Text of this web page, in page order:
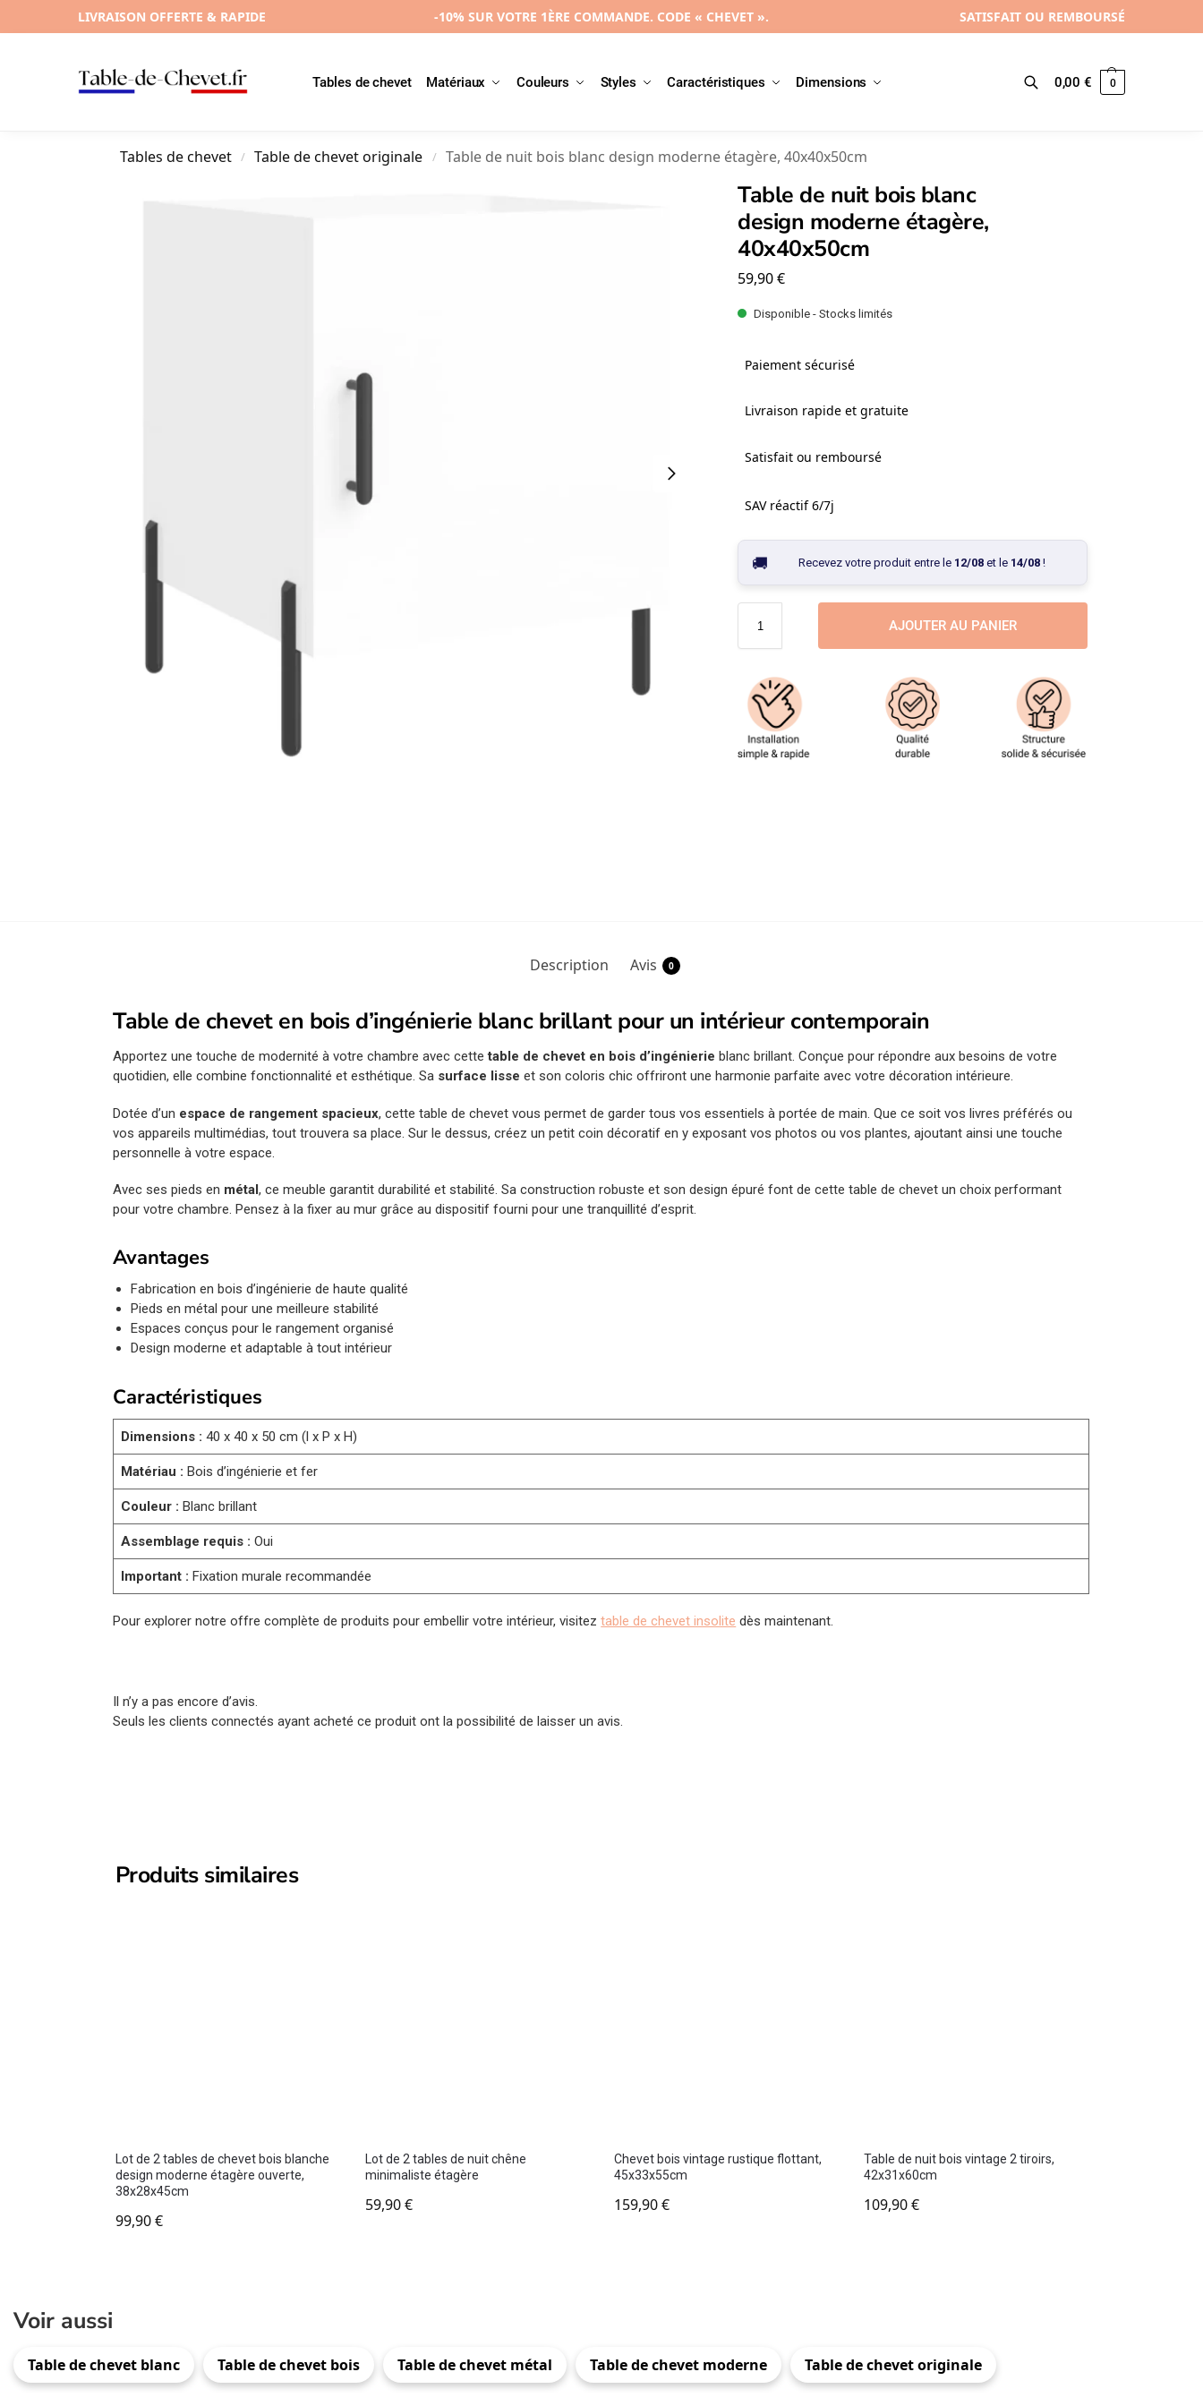
LIVRAISON OFFERTE & RAPIDE -10% SUR VOTRE 1ÈRE COMMANDE. CODE « CHEVET ». SATISFAIT OU REMBOURSÉ
Tables de chevet Matériaux Couleurs Styles Caractéristiques Dimensions
Recherche 0,00€ 0
Tables de chevet / Table de chevet originale / Table de nuit bois blanc design moderne étagère, 40x40x50cm
Table de nuit bois blanc
design moderne étagère,
40x40x50cm
59,90€
Disponible - Stocks limités
Paiement sécurisé
Livraison rapide et gratuite
Satisfait ou remboursé
SAV réactif 6/7j
Recevez votre produit entre le 12/08et le 14/08!
AJOUTER AU PANIER
Description Avis 0
Table de chevet en bois d’ingénierie blanc brillant pour un intérieur contemporain
Apportez une touche de modernité à votre chambre avec cettetable de chevet en bois d’ingénierie blanc brillant. Conçue pour répondre aux besoins de votre
quotidien, elle combine fonctionnalité et esthétique. Sa surface lisse et son coloris chic offriront une harmonie parfaite avec votre décoration intérieure.
Dotée d’un espace de rangement spacieux, cette table de chevet vous permet de garder tous vos essentiels à portée de main. Que ce soit vos livres préférés ou
vos appareils multimédias, tout trouvera sa place. Sur le dessus, créez un petit coin décoratif en y exposant vos photos ou vos plantes, ajoutant ainsi une touche
personnelle à votre espace.
Avec ses pieds en métal, ce meuble garantit durabilité et stabilité. Sa construction robuste et son design épuré font de cette table de chevet un choix performant
pour votre chambre. Pensez à la fixer au mur grâce au dispositif fourni pour une tranquillité d’esprit.
Avantages
Fabrication en bois d’ingénierie de haute qualité
Pieds en métal pour une meilleure stabilité
Espaces conçus pour le rangement organisé
Design moderne et adaptable à tout intérieur
Caractéristiques
Dimensions : 40 x 40 x 50 cm (l x P x H)
Matériau : Bois d’ingénierie et fer
Couleur : Blanc brillant
Assemblage requis : Oui
Important : Fixation murale recommandée
Pour explorer notre offre complète de produits pour embellir votre intérieur, visiteztable de chevet insolite dès maintenant.
Il n’y a pas encore d’avis.
Seuls les clients connectés ayant acheté ce produit ont la possibilité de laisser un avis.
Produits similaires
Lot de 2 tables de chevet bois blanche
design moderne étagère ouverte,
38x28x45cm
99,90€
Lot de 2 tables de nuit chêne
minimaliste étagère
59,90€
Chevet bois vintage rustique flottant,
45x33x55cm
159,90€
Table de nuit bois vintage 2 tiroirs,
42x31x60cm
109,90€
Voir aussi
Table de chevet blanc Table de chevet bois Table de chevet métal Table de chevet moderne Table de chevet originale